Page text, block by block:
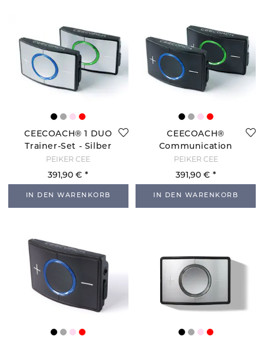
CEECOACH® 1 DUO
Trainer-Set - Silber
PEIKER CEE
391,90 €
IN DEN WARENKORB
CEECOACH®
Communication
System - Schwarz
PEIKER CEE
391,90 €
IN DEN WARENKORB